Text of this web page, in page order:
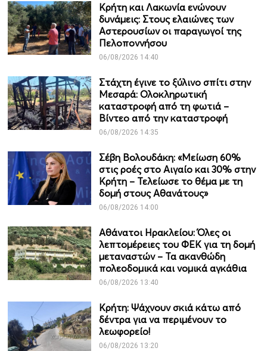
Κρήτη και Λακωνία ενώνουν
δυνάμεις: Στους ελαιώνες των
Αστερουσίων οι παραγωγοί της
Πελοποννήσου
06/08/2026 14:40
Στάχτη έγινε το ξύλινο σπίτι στην
Μεσαρά: Ολοκληρωτική
καταστροφή από τη φωτιά –
Βίντεο από την καταστροφή
06/08/2026 14:35
Σέβη Βολουδάκη: «Μείωση 60%
στις ροές στο Αιγαίο και 30% στην
Κρήτη – Τελείωσε το θέμα με τη
δομή στους Αθανάτους»
06/08/2026 14:00
Αθάνατοι Ηρακλείου: Όλες οι
λεπτομέρειες του ΦΕΚ για τη δομή
μεταναστών – Τα ακανθώδη
πολεοδομικά και νομικά αγκάθια
06/08/2026 13:40
Κρήτη: Ψάχνουν σκιά κάτω από
δέντρα για να περιμένουν το
λεωφορείο!
06/08/2026 13:20